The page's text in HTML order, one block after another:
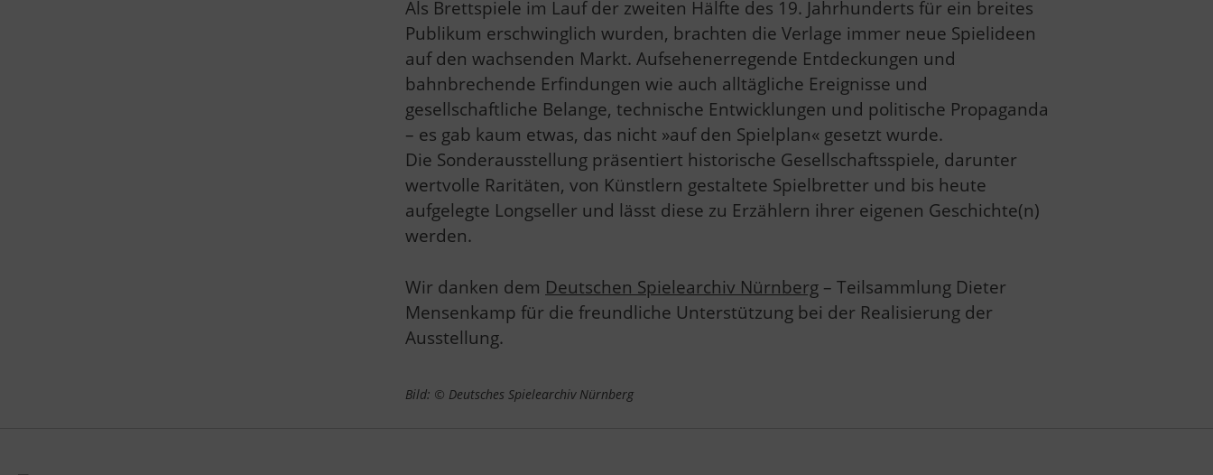
Als Brettspiele im Lauf der zweiten Hälfte des 19. Jahrhunderts für ein breites
Publikum erschwinglich wurden, brachten die Verlage immer neue Spielideen
auf den wachsenden Markt. Aufsehenerregende Entdeckungen und
bahnbrechende Erfindungen wie auch alltägliche Ereignisse und
gesellschaftliche Belange, technische Entwicklungen und politische Propaganda
– es gab kaum etwas, das nicht »auf den Spielplan« gesetzt wurde.
Die Sonderausstellung präsentiert historische Gesellschaftsspiele, darunter
wertvolle Raritäten, von Künstlern gestaltete Spielbretter und bis heute
aufgelegte Longseller und lässt diese zu Erzählern ihrer eigenen Geschichte(n)
werden.
Wir danken dem Deutschen Spielearchiv Nürnberg – Teilsammlung Dieter
Mensenkamp für die freundliche Unterstützung bei der Realisierung der
Ausstellung.
Bild: © Deutsches Spielearchiv Nürnberg